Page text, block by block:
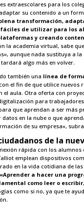
extraescolares para los
su contenido a un
transformación,
fáciles de utilizar para los
y creando
la academia virtual, sabe
aunque nada sustituya a la
algo más en volver.
también una línea de
el fin de que utilice nuevos
el aula. Otra oferta con
para
que aprendan a ser más
datos en la nube o que
de su empresa»,
de la
rápida con los alumnos
emplean dispositivos
en la vida cotidiana de
«Aprender a hacer una
como leer o escribir
como si no, ya que te